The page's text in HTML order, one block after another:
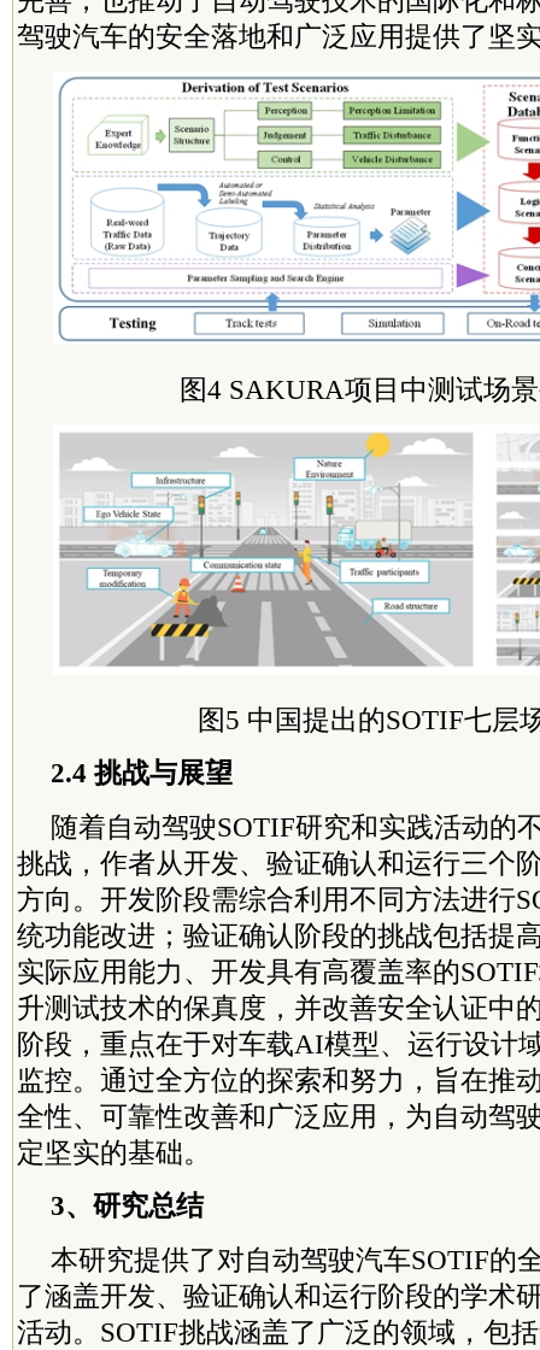
驾驶汽车的安全落地和广泛应用提供了坚
图4 SAKURA项目中测试场
图5 中国提出的SOTIF七层
2.4 挑战与展望
随着自动驾驶SOTIF研究和实践活动的
挑战，作者从开发、验证确认和运行三个
方向。开发阶段需综合利用不同方法进行
统功能改进；验证确认阶段的挑战包括提
实际应用能力、开发具有高覆盖率的
升测试技术的保真度，并改善安全认证中
阶段，重点在于对车载AI模型、运行设计
监控。通过全方位的探索和努力，旨在推
全性、可靠性改善和广泛应用，为自动驾
定坚实的基础。
3、研究总结
本研究提供了对自动驾驶汽车SOTIF的
了涵盖开发、验证确认和运行阶段的学术
活动。SOTIF挑战涵盖了广泛的领域，包